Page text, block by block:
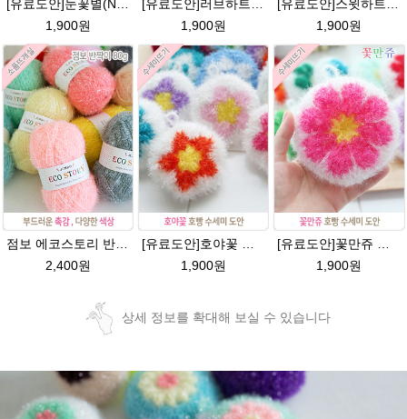
[유료도안]눈꽃별(NO.1) 수세미뜨기 도안(수세미실은 옵션에서 추가구매 가능)/별호빵수세미처럼 예쁜수세미뜨기/반짝이 수세미실/웰빙수세미실/고급수세미실/눈꽃 반짝이수세미 눈꽃수세미
1,900원
[유료도안]러브하트 호빵수세미뜨기 도안(수세미실은 옵션에서 추가구매 가능)/별호빵수세미처럼 예쁜수세미뜨기/빤짝이 수세미실/웰빙수세미실/고급수세미실/하트뜨기 반짝이수세미 하트수세미
1,900원
[유료도안]스윗하트 수세미뜨기 도안(수세미실은 옵션에서 추가구매 가능)예쁜수세미뜨기/빤짝이 수세미실/웰빙수세미실/고급수세미실/하트뜨기 반짝이수세미 하트수세미
1,900원
2,400원
1,900원
1,900원
상세 정보를 확대해 보실 수 있습니다